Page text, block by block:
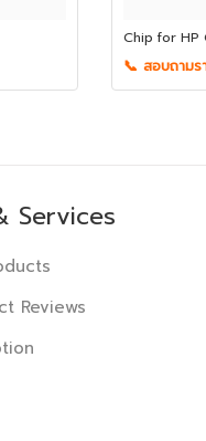
Chip for HP
📞 สอบถามร
Services
Reviews